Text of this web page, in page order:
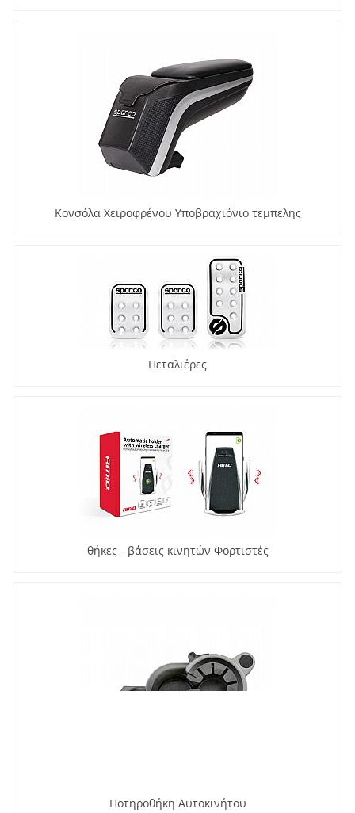
Κονσόλα Χειροφρένου Υποβραχιόνιο τεμπελης
Πεταλιέρες
θήκες - βάσεις κινητών Φορτιστές
Ποτηροθήκη Αυτοκινήτου